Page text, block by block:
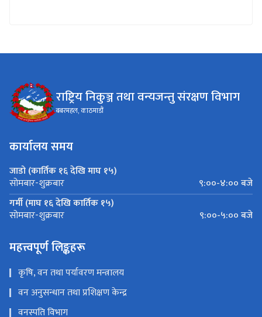
राष्ट्रिय निकुञ्ज तथा वन्यजन्तु संरक्षण विभाग
बबरमहल, काठमाडौं
कार्यालय समय
जाडो (कार्तिक १६ देखि माघ १५)
सोमबार-शुक्रबार
९:००-४:०० बजे
गर्मी (माघ १६ देखि कार्तिक १५)
सोमबार-शुक्रबार ९:००-५:०० बजे
महत्त्वपूर्ण लिङ्कहरू
कृषि, वन तथा पर्यावरण मन्त्रालय
वन अनुसन्धान तथा प्रशिक्षण केन्द्र
वनस्पति विभाग